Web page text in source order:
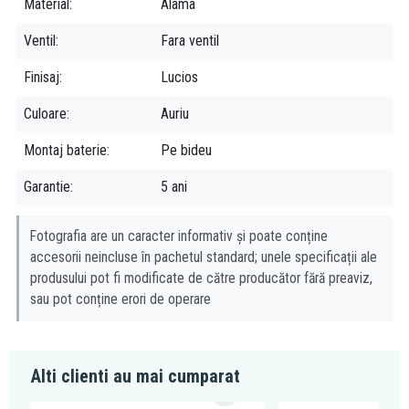
Material Alama
Ventil Fara ventil
Finisaj Lucios
Culoare Auriu
Montaj baterie Pe bideu
Garantie 5 ani
Fotografia are un caracter informativ și poate conține
accesorii neincluse în pachetul standard; unele specificații ale
produsului pot fi modificate de către producător fără preaviz,
sau pot conține erori de operare
Alti clienti au mai cumparat